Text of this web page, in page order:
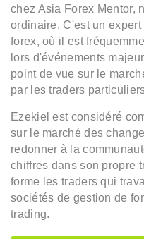
chez Asia Forex Mentor,
ordinaire. C'est un
forex, où il est
lors d'événements
point de vue sur le
par les traders
Ezekiel est considéré
sur le marché des
redonner à la
chiffres dans son propre
forme les traders qui
sociétés de gestion de
trading.